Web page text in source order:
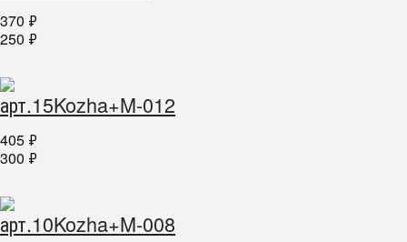
370 ₽
250 ₽
арт.15Kozha+M-012
405 ₽
300 ₽
арт.10Kozha+M-008